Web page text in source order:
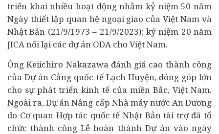
triển khai nhiều hoạt động nhằm kỷ niệm 50 năm
Ngày thiết lập quan hệ ngoại giao của Việt Nam và
Nhật Bản (21/9/1973 – 21/9/2023); kỷ niệm 20 năm
JICA nối lại các dự án ODA cho Việt Nam.
Ông Keiichiro Nakazawa đánh giá cao thành công
của Dự án Cảng quốc tế Lạch Huyện, đóng góp lớn
cho sự phát triển kinh tế của miền Bắc, Việt Nam.
Ngoài ra, Dự án Nâng cấp Nhà máy nước An Dương
do Cơ quan Hợp tác quốc tế Nhật Bản tài trợ đã tổ
chức thành công Lễ hoàn thành Dự án vào ngày